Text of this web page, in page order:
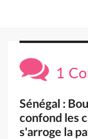
1
Sénégal :
confond les
s'arroge la